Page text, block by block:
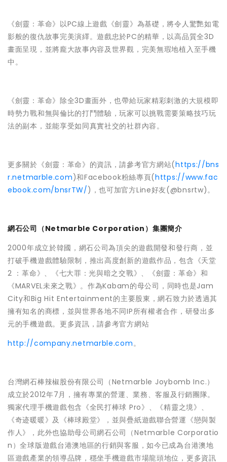
《劍靈：革命》以PC線上遊戲《劍靈》為基礎，將令人驚艷如電
影般的復仇故事完美演繹。遊戲忠於PC的精華，以高品質全3D
畫面呈現，並將龐大故事內容及世界觀，完美無瑕地植入至手機
中。
《劍靈：革命》除全3D畫面外，也帶給玩家精彩刺激的大規模即
時勢力戰和無與倫比的打鬥體驗，玩家可以挑戰需要策略技巧玩
法的副本，並能享受如同真實社交的社群內容。
更多關於《劍靈：革命》的資訊，請參考官方網站(https://bns
r.netmarble.com)和Facebook粉絲專頁(https://www.fac
ebook.com/bnsrTW/)，也可加官方Line好友(@bnsrtw)。
網石公司（Netmarble Corporation）集團簡介
2000年成立於韓國，網石公司為頂尖的遊戲開發和發行商，並
打破手機遊戲體驗限制，推出高度創新的遊戲作品，包含《天堂
2 ：革命》、《七大罪：光與暗之交戰》、《劍靈：革命》和
《MARVEL未來之戰》。作為Kabam的母公司，同時也是Jam
City和Big Hit Entertainment的主要股東，網石致力於透過其
擁有知名的商標，並與世界各地不同IP所有權者合作，研發出多
元的手機遊戲。更多資訊，請參考官方網站
http://company.netmarble.com。
台灣網石棒辣椒股份有限公司（Netmarble Joybomb Inc.）
成立於2012年7月，擁有專業的營運、業務、客服及行銷團隊。
獨家代理手機遊戲包含《全民打棒球 Pro》、《精靈之境》、
《奇迹暖暖》及《棒球殿堂》，並與疊紙遊戲聯合營運《戀與製
作人》，此外也協助母公司網石公司（Netmarble Corporatio
n）全球版遊戲台港澳地區的行銷與客服，如今已成為台港澳地
區遊戲產業的領導品牌，穩坐手機遊戲市場龍頭地位，更多資訊